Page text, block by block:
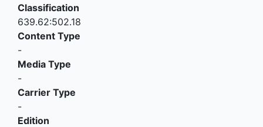
Classification
639.62:502.18
Content Type
-
Media Type
-
Carrier Type
-
Edition